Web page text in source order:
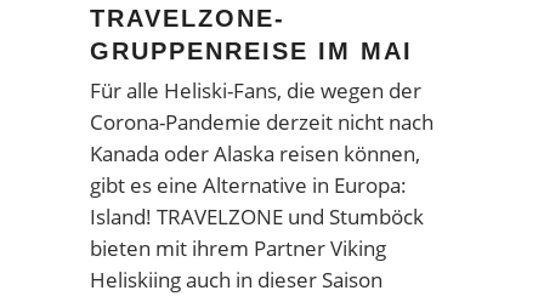
TRAVELZONE-
GRUPPENREISE IM MAI
Für alle Heliski-Fans, die wegen der
Corona-Pandemie derzeit nicht nach
Kanada oder Alaska reisen können,
gibt es eine Alternative in Europa:
Island! TRAVELZONE und Stumböck
bieten mit ihrem Partner Viking
Heliskiing auch in dieser Saison